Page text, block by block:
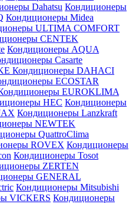
Dahatsu Кондиционеры
Кондиционеры Midea
ULTIMA COMFORT
CENTEK
Кондиционеры AQUA
Casarte
Кондиционеры DAHACI
ECOSTAR
EUROKLIMA
HEC Кондиционеры
Кондиционеры Lanzkraft
NEWTEK
QuattroClima
ROVEX Кондиционеры
Кондиционеры Tosot
ZERTEN
GENERAL
Кондиционеры Mitsubishi
VICKERS Кондиционеры